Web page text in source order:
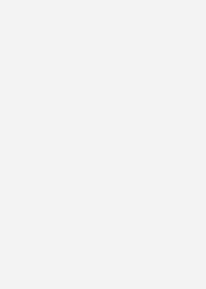
So
was sie beim Arbeitsschutz
die
und